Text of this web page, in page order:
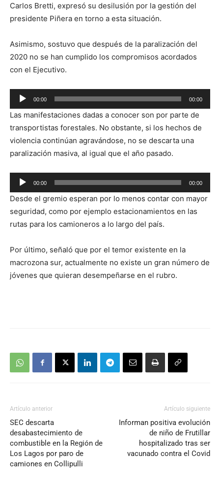
Carlos Bretti, expresó su desilusión por la gestión del
presidente Piñera en torno a esta situación.
Asimismo, sostuvo que después de la paralización del
2020 no se han cumplido los compromisos acordados
con el Ejecutivo.
Reproductor
de
audio
00:00 00:00
Las manifestaciones dadas a conocer son por parte de
transportistas forestales. No obstante, si los hechos de
violencia continúan agravándose, no se descarta una
paralización masiva, al igual que el año pasado.
Reproductor
de
audio
00:00 00:00
Desde el gremio esperan por lo menos contar con mayor
seguridad, como por ejemplo estacionamientos en las
rutas para los camioneros a lo largo del país.
Por último, señaló que por el temor existente en la
macrozona sur, actualmente no existe un gran número de
jóvenes que quieran desempeñarse en el rubro.
Artículo anterior
SEC descarta
desabastecimiento de
combustible en la Región de
Los Lagos por paro de
camiones en Collipulli
Artículo siguiente
Informan positiva evolución
de niño de Frutillar
hospitalizado tras ser
vacunado contra el Covid